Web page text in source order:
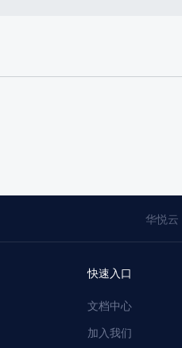
华悦云
快速入口
文档中心
加入我们